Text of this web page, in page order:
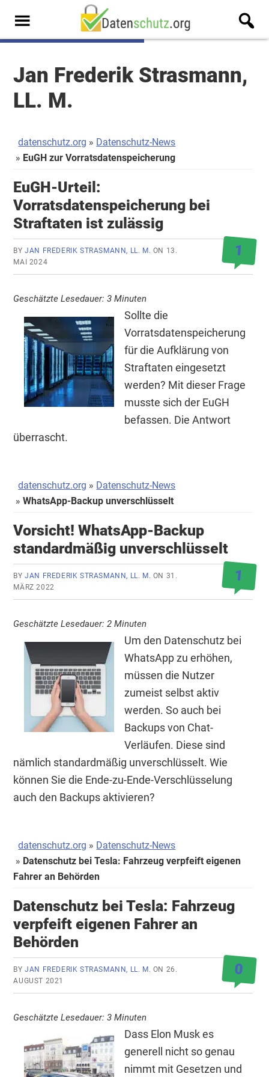
Inhalt
springen
Seitenspalte
springen
Men
Jan Frederik Strasmann,
LL. M.
datenschutz.org
Datenschutz-News
EuGH zur Vorratsdatenspeicherung
EuGH-Urteil:
Vorratsdatenspeicherung bei
Straftaten ist zulässig
BYJAN FREDERIK STRASMANN, LL. M. ON 13.
MAI 2024
1
Geschätzte Lesedauer: 3 Minuten
Sollte die
Vorratsdatenspeicherung
für die Aufklärung von
Straftaten eingesetzt
werden? Mit dieser Frage
musste sich der EuGH
befassen. Die Antwort
überrascht.
datenschutz.org
Datenschutz-News
WhatsApp-Backup unverschlüsselt
Vorsicht! WhatsApp-Backup
standardmäßig unverschlüsselt
BYJAN FREDERIK STRASMANN, LL. M. ON 31.
MÄRZ 2022
1
Geschätzte Lesedauer: 2 Minuten
Um den Datenschutz bei
WhatsApp zu erhöhen,
müssen die Nutzer
zumeist selbst aktiv
werden. So auch bei
Backups von Chat-
Verläufen. Diese sind
nämlich standardmäßig unverschlüsselt. Wie
können Sie die Ende-zu-Ende-Verschlüsselung
auch den Backups aktivieren?
datenschutz.org
Datenschutz-News
Datenschutz bei Tesla: Fahrzeug verpfeift eigenen
Fahrer an Behörden
Datenschutz bei Tesla: Fahrzeug
verpfeift eigenen Fahrer an
Behörden
BYJAN FREDERIK STRASMANN, LL. M. ON 26.
AUGUST 2021
0
Geschätzte Lesedauer: 3 Minuten
Dass Elon Musk es
generell nicht so genau
nimmt mit Gesetzen und